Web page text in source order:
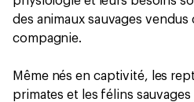
des animaux sauvages vendus
compagnie.
Même nés en captivité, les
primates et les félins